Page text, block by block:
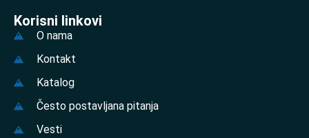
Korisni linkovi
O nama
Kontakt
Katalog
Često postavljana pitanja
Vesti